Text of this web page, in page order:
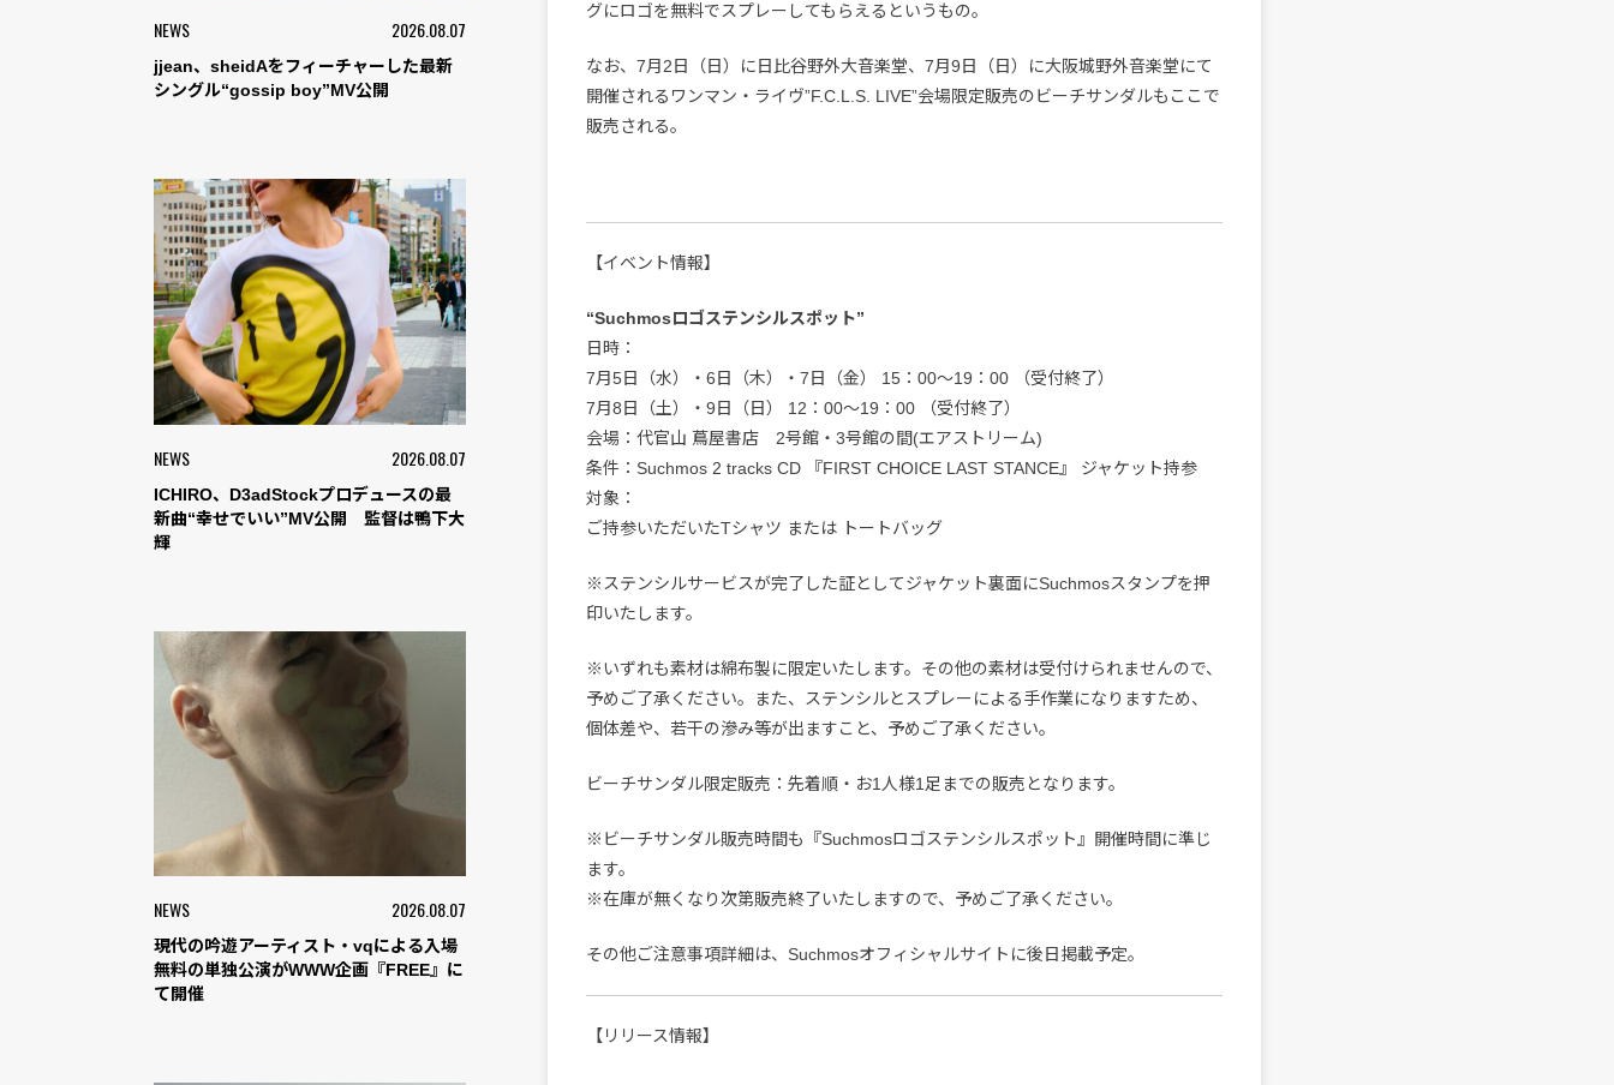
NEWS 2026.08.07
jjean、sheidAをフィーチャーした最新
シングル“gossip boy”MV公開
NEWS 2026.08.07
ICHIRO、D3adStockプロデュースの最
新曲“幸せでいい”MV公開 監督は鴨下大
輝
NEWS 2026.08.07
現代の吟遊アーティスト・vqによる入場
無料の単独公演がWWW企画『FREE』に
て開催
グにロゴを無料でスプレーしてもらえるというもの。
なお、7月2日（日）に日比谷野外大音楽堂、7月9日（日）に大阪城野外音楽堂にて
開催されるワンマン・ライヴ”F.C.L.S. LIVE”会場限定販売のビーチサンダルもここで
販売される。
【イベント情報】
“Suchmosロゴステンシルスポット”
日時：
7月5日（水）・6日（木）・7日（金） 15：00～19：00 （受付終了）
7月8日（土）・9日（日） 12：00～19：00 （受付終了）
会場：代官山 蔦屋書店 2号館・3号館の間(エアストリーム)
条件：Suchmos 2 tracks CD 『FIRST CHOICE LAST STANCE』 ジャケット持参
対象：
ご持参いただいたTシャツ または トートバッグ
※ステンシルサービスが完了した証としてジャケット裏面にSuchmosスタンプを押
印いたします。
※いずれも素材は綿布製に限定いたします。その他の素材は受付けられませんので、
予めご了承ください。また、ステンシルとスプレーによる手作業になりますため、
個体差や、若干の滲み等が出ますこと、予めご了承ください。
ビーチサンダル限定販売：先着順・お1人様1足までの販売となります。
※ビーチサンダル販売時間も『Suchmosロゴステンシルスポット』開催時間に準じ
ます。
※在庫が無くなり次第販売終了いたしますので、予めご了承ください。
その他ご注意事項詳細は、Suchmosオフィシャルサイトに後日掲載予定。
【リリース情報】